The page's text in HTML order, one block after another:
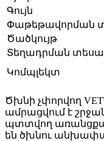
Գույն
Փաթեթավորման
Ծածկույթ
Տեղադրման
Կոմպլեկտ
Ծխնի չփորվող
ամրացվում է
պտտվող
են ծխնու